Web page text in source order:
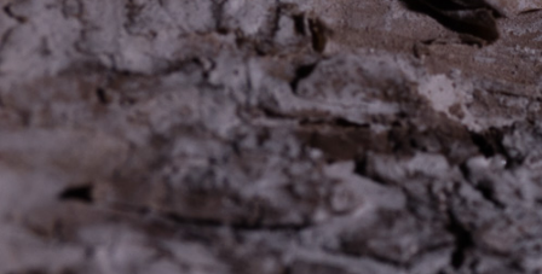
Jetzt anmelden!